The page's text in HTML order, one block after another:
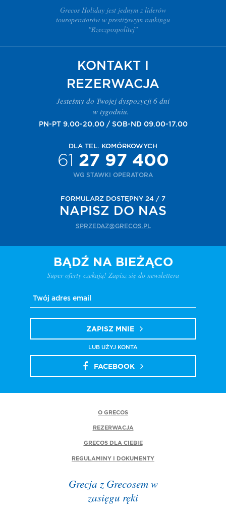
Grecos Holiday jest jednym z liderów
touroperatorów w prestiżowym rankingu
"Rzeczpospolitej"
KONTAKT I
REZERWACJA
Jesteśmy do Twojej dyspozycji 6 dni
w tygodniu.
PN-PT 9.00-20.00 / SOB-ND 09.00-17.00
DLA TEL. KOMÓRKOWYCH
61 27 97 400
WG STAWKI OPERATORA
FORMULARZ DOSTĘPNY 24 / 7
NAPISZ DO NAS
SPRZEDAZ@GRECOS.PL
BĄDŹ NA BIEŻĄCO
Super oferty czekają! Zapisz się do newslettera
ZAPISZ MNIE
LUB UŻYJ KONTA
FACEBOOK
O GRECOS
REZERWACJA
GRECOS DLA CIEBIE
REGULAMINY I DOKUMENTY
Grecja z Grecosem w
zasięgu ręki